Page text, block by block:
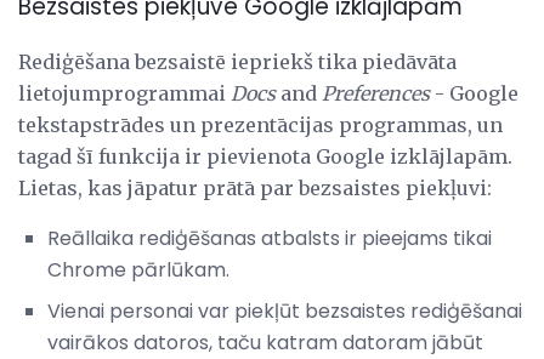
Bezsaistes piekļuve Google izklājlapām
Rediģēšana bezsaistē iepriekš tika piedāvāta
lietojumprogrammai Docsand Preferences- Google
tekstapstrādes un prezentācijas programmas, un
tagad šī funkcija ir pievienota Google izklājlapām.
Lietas, kas jāpatur prātā par bezsaistes piekļuvi:
Reāllaika rediģēšanas atbalsts ir pieejams tikai
Chrome pārlūkam.
Vienai personai var piekļūt bezsaistes rediģēšanai
vairākos datoros, taču katram datoram jābūt